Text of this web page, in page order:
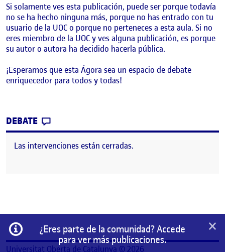
Si solamente ves esta publicación, puede ser porque todavía
no se ha hecho ninguna más, porque no has entrado con tu
usuario de la UOC o porque no perteneces a esta aula. Si no
eres miembro de la UOC y ves alguna publicación, es porque
su autor o autora ha decidido hacerla pública.
¡Esperamos que esta Ágora sea un espacio de debate
enriquecedor para todos y todas!
DEBATE
Las intervenciones están cerradas.
Información
¿Eres parte de la comunidad? Accede
para ver más publicaciones.
×
Universitat Oberta de Catalunya © 2026